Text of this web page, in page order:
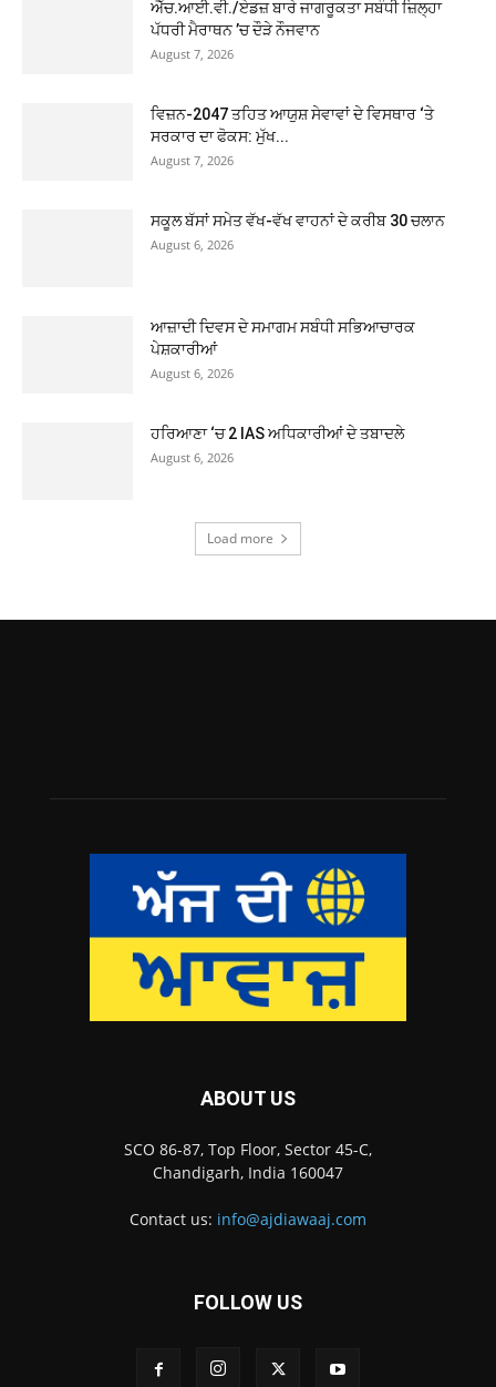
ਐੱਚ.ਆਈ.ਵੀ./ਏਡਜ਼ ਬਾਰੇ ਜਾਗਰੂਕਤਾ ਸਬੰਧੀ ਜ਼ਿਲ੍ਹਾ
ਪੱਧਰੀ ਮੈਰਾਥਨ ’ਚ ਦੌੜੇ ਨੌਜਵਾਨ
August 7, 2026
ਵਿਜ਼ਨ-2047 ਤਹਿਤ ਆਯੁਸ਼ ਸੇਵਾਵਾਂ ਦੇ ਵਿਸਥਾਰ ‘ਤੇ
ਸਰਕਾਰ ਦਾ ਫੋਕਸ: ਮੁੱਖ...
August 7, 2026
ਸਕੂਲ ਬੱਸਾਂ ਸਮੇਤ ਵੱਖ-ਵੱਖ ਵਾਹਨਾਂ ਦੇ ਕਰੀਬ 30 ਚਲਾਨ
August 6, 2026
ਆਜ਼ਾਦੀ ਦਿਵਸ ਦੇ ਸਮਾਗਮ ਸਬੰਧੀ ਸਭਿਆਚਾਰਕ
ਪੇਸ਼ਕਾਰੀਆਂ
August 6, 2026
ਹਰਿਆਣਾ ‘ਚ 2 IAS ਅਧਿਕਾਰੀਆਂ ਦੇ ਤਬਾਦਲੇ
August 6, 2026
Load more
ABOUT US
SCO 86-87, Top Floor, Sector 45-C,
Chandigarh, India 160047
Contact us: info@ajdiawaaj.com
FOLLOW US